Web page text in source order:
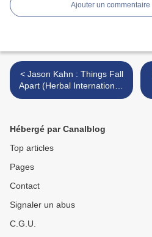
Ajouter un commentaire
< Jason Kahn : Things Fall
Apart (Herbal International,
2013)
Hébergé par Canalblog
Top articles
Pages
Contact
Signaler un abus
C.G.U.